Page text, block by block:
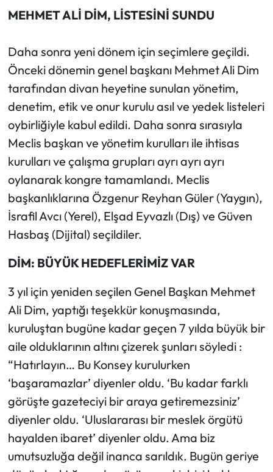
MEHMET ALİ DİM, LİSTESİNİ SUNDU
Daha sonra yeni dönem için seçimlere geçildi.
Önceki dönemin genel başkanı Mehmet Ali Dim
tarafından divan heyetine sunulan yönetim,
denetim, etik ve onur kurulu asıl ve yedek listeleri
oybirliğiyle kabul edildi. Daha sonra sırasıyla
Meclis başkan ve yönetim kurulları ile ihtisas
kurulları ve çalışma grupları ayrı ayrı ayrı
oylanarak kongre tamamlandı. Meclis
başkanlıklarına Özgenur Reyhan Güler (Yaygın),
İsrafil Avcı (Yerel), Elşad Eyvazlı (Dış) ve Güven
Hasbaş (Dijital) seçildiler.
DİM: BÜYÜK HEDEFLERİMİZ VAR
3 yıl için yeniden seçilen Genel Başkan Mehmet
Ali Dim, yaptığı teşekkür konuşmasında,
kuruluştan bugüne kadar geçen 7 yılda büyük bir
aile olduklarının altını çizerek şunları söyledi :
“Hatırlayın… Bu Konsey kurulurken
‘başaramazlar’ diyenler oldu. ‘Bu kadar farklı
görüşte gazeteciyi bir araya getiremezsiniz’
diyenler oldu. ‘Uluslararası bir meslek örgütü
hayalden ibaret’ diyenler oldu. Ama biz
umutsuzluğa değil inanca sarıldık. Bugün geriye